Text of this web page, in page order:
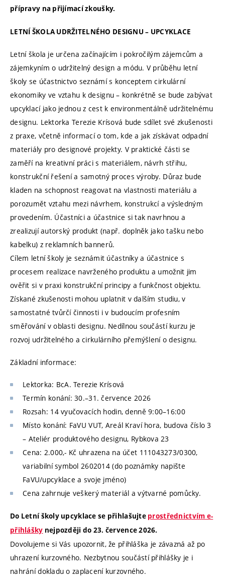
přípravy na přijímací zkoušky.
LETNÍ ŠKOLA UDRŽITELNÉHO DESIGNU – UPCYKLACE
Letní škola je určena začínajícím i pokročilým zájemcům a
zájemkyním o udržitelný design a módu. V průběhu letní
školy se účastnictvo seznámí s konceptem cirkulární
ekonomiky ve vztahu k designu – konkrétně se bude zabývat
upcyklací jako jednou z cest k environmentálně udržitelnému
designu. Lektorka Terezie Krísová bude sdílet své zkušenosti
z praxe, včetně informací o tom, kde a jak získávat odpadní
materiály pro designové projekty. V praktické části se
zaměří na kreativní práci s materiálem, návrh střihu,
konstrukční řešení a samotný proces výroby. Důraz bude
kladen na schopnost reagovat na vlastnosti materiálu a
porozumět vztahu mezi návrhem, konstrukcí a výsledným
provedením. Účastníci a účastnice si tak navrhnou a
zrealizují autorský produkt (např. doplněk jako tašku nebo
kabelku) z reklamních bannerů.
Cílem letní školy je seznámit účastníky a účastnice s
procesem realizace navrženého produktu a umožnit jim
ověřit si v praxi konstrukční principy a funkčnost objektu.
Získané zkušenosti mohou uplatnit v dalším studiu, v
samostatné tvůrčí činnosti i v budoucím profesním
směřování v oblasti designu. Nedílnou součástí kurzu je
rozvoj udržitelného a cirkulárního přemýšlení o designu.
Základní informace:
Lektorka: BcA. Terezie Krísová
Termín konání: 30.–31. července 2026
Rozsah: 14 vyučovacích hodin, denně 9:00–16:00
Místo konání: FaVU VUT, Areál Kraví hora, budova číslo 3
– Ateliér produktového designu, Rybkova 23
Cena: 2.000,- Kč uhrazena na účet 111043273/0300,
variabilní symbol 2602014 (do poznámky napište
FaVU/upcyklace a svoje jméno)
Cena zahrnuje veškerý materiál a výtvarné pomůcky.
Do Letní školy upcyklace se přihlašujte prostřednictvím e-
přihlášky nejpozději do 23. července 2026.
Dovolujeme si Vás upozornit, že přihláška je závazná až po
uhrazení kurzovného. Nezbytnou součástí přihlášky je i
nahrání dokladu o zaplacení kurzovného.